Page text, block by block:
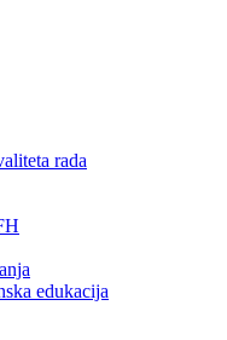
rada
edukacija